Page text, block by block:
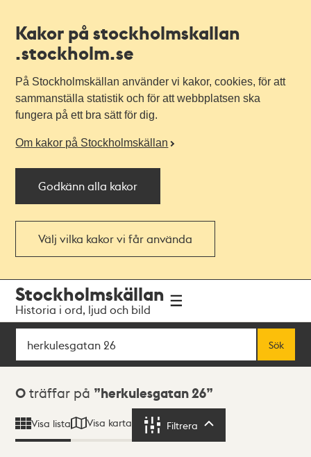
Kakor på stockholmskallan
.stockholm.se
På Stockholmskällan använder vi kakor, cookies, för att
sammanställa statistik och för att webbplatsen ska
fungera på ett bra sätt för dig.
Om kakor på Stockholmskällan
Godkänn alla kakor
Välj vilka kakor vi får använda
navigationen
huvudinnehållet
Stockholmskällan
Historia i ord, ljud och bild
Sök
Sök
Sökresultat
0 träffar på herkulesgatan 26
Visa lista Visa karta Filtrera